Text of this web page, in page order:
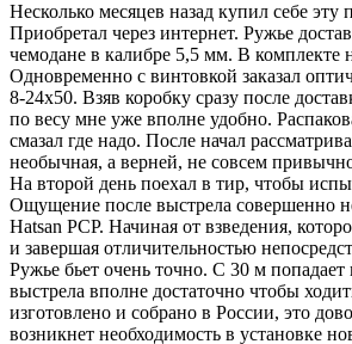
Несколько месяцев назад купил себе эту
Приобретал через интернет. Ружье
чемодане в калибре 5,5 мм. В комплекте
Одновременно с винтовкой заказал
8-24х50. Взяв коробку сразу после
по весу мне уже вполне удобно.
смазал где надо. После начал
необычная, а верней, не совсем
На второй день поехал в тир, чтобы
Ощущение после выстрела совершенно
Hatsan PCP. Начиная от взведения,
и завершая отличительностью
Ружье бьет очень точно. С 30 м
выстрела вполне достаточно чтобы
изготовлено и собрано в России, это
возникнет необходимость в установке